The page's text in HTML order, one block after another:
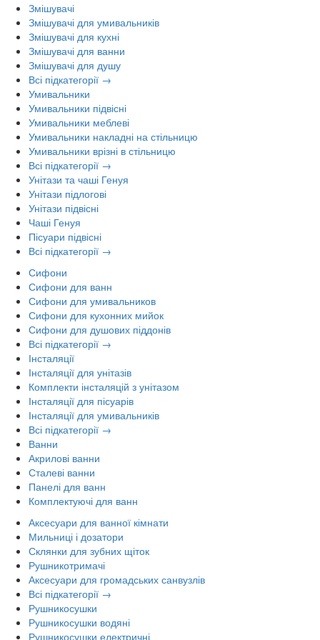
Змішувачі
Змішувачі для умивальників
Змішувачі для кухні
Змішувачі для ванни
Змішувачі для душу
Всі підкатегорії →
Умивальники
Умивальники підвісні
Умивальники меблеві
Умивальники накладні на стільницю
Умивальники врізні в стільницю
Всі підкатегорії →
Унітази та чаші Генуя
Унітази підлогові
Унітази підвісні
Чаші Генуя
Пісуари підвісні
Всі підкатегорії →
Сифони
Сифони для ванн
Сифони для умивальников
Сифони для кухонних мийок
Сифони для душових піддонів
Всі підкатегорії →
Інсталяції
Інсталяції для унітазів
Комплекти інсталяцій з унітазом
Інсталяції для пісуарів
Інсталяції для умивальників
Всі підкатегорії →
Ванни
Акрилові ванни
Сталеві ванни
Панелі для ванн
Комплектуючі для ванн
Аксесуари для ванної кімнати
Мильниці і дозатори
Склянки для зубних щіток
Рушникотримачі
Аксесуари для громадських санвузлів
Всі підкатегорії →
Рушникосушки
Рушникосушки водяні
Рушникосушки електричні